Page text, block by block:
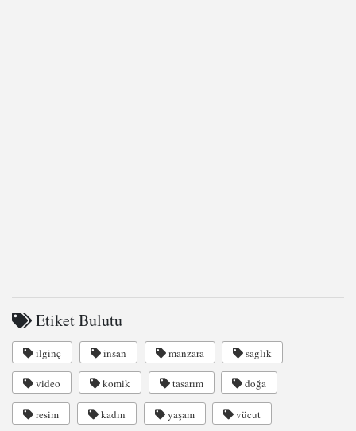
Etiket Bulutu
ilginç insan manzara saglık
video komik tasarım doğa
resim kadın yaşam vücut